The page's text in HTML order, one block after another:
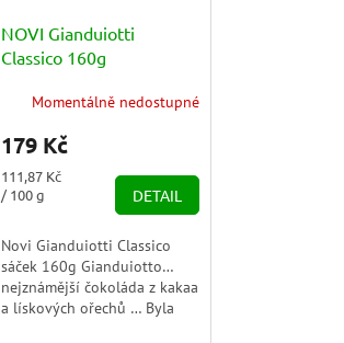
NOVI Gianduiotti
Classico 160g
Momentálně nedostupné
179 Kč
Měrná
cena:
111,87 Kč
/ 100 g
DETAIL
Novi Gianduiotti Classico
sáček 160g Gianduiotto…
nejznámější čokoláda z kakaa
a lískových ořechů … Byla